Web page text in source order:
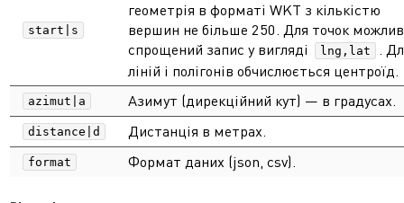
start|s
геометрія в форматі WKT з кількістю
вершин не більше 250. Для точок
спрощений запис у вигляді
lng,lat
.
ліній і полігонів обчислюється центроїд.
azimut|a Азимут (дирекційний кут) — в градусах.
distance|d Дистанція в метрах.
format Формат даних (json, csv).